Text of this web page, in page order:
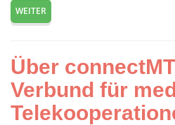
WEITER
Über
Verbund für